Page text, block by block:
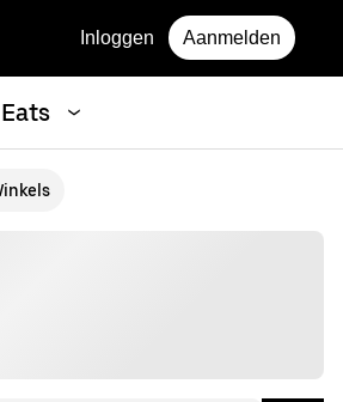
Inloggen Aanmelden